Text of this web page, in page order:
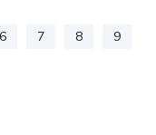
6 7 8
9